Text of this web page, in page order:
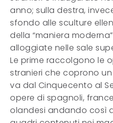
anno; sulla destra,
sfondo alle sculture
della “maniera
alloggiate nelle sale
Le prime raccolgono le
stranieri che coprono
va dal Cinquecento al
opere di spagnoli,
olandesi andando così